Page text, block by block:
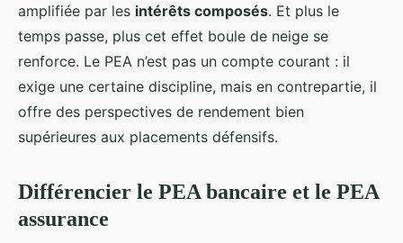
amplifiée par les intérêts composés. Et plus le
temps passe, plus cet effet boule de neige se
renforce. Le PEA n’est pas un compte courant : il
exige une certaine discipline, mais en contrepartie, il
offre des perspectives de rendement bien
supérieures aux placements défensifs.
Différencier le PEA bancaire et le PEA
assurance